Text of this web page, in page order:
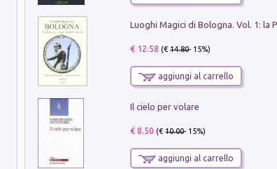
€ 12.58 (€14.80- 15%)
aggiungi al carrello
Il cielo per volare
€ 8.50 (€10.00- 15%)
aggiungi al carrello